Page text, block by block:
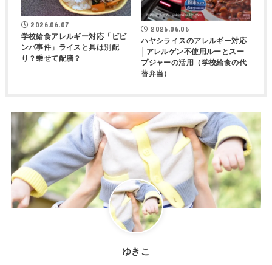
2026.06.07
学校給食アレルギー対応「ビビ
ンバ事件」ライスと具は別配
り？乗せて配膳？
2026.06.06
ハヤシライスのアレルギー対応
│アレルゲン不使用ルーとスー
プジャーの活用（学校給食の代
替弁当）
ゆきこ